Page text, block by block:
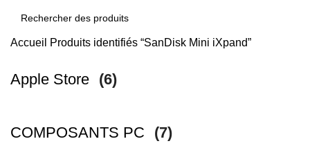
Accueil Produits identifiés “SanDisk Mini iXpand”
Apple Store (6)
COMPOSANTS PC (7)